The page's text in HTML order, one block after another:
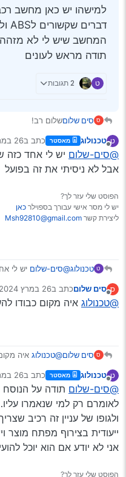
למישהו יש כאן מחשב
דברים שקשורים לABS ולבקרת היציבות?
המחשב שיש לי לא
תודה מראש לעונים
ט 2 תגובות
ס סים שלוםשלום רב!
שקשורים לABS ולבקרת היציבות?
המחשב שיש לי
תודה מראש לעונים
ט טכנולוג מאסטר כתב ב26 במרץ 2024, 20:57
נערך
@סים-שלום יש לי אחד
אבל לא ניסיתי את זה בפועל
הפוסט שלי עזר לך?
יש לי מסר אישי עבורך בספוילר כאן
ליצירת קשר Msh92810@gmail.com
ט טכנולוג@סים-שלום יש לי
ס
מנותק
סים שלוםכתב ב26 במרץ 2024, 20:57
נערך לאחרונה על ידי
@טכנולוג איה מקום כבודו
ס סים שלום@טכנולוג איה
ט טכנולוג מאסטר כתב ב26 במרץ 2024, 21:00
נערך
@סים-שלום תודה על הנוסח
לאומרם רק למי שנאמרו
ולגופו של עניין זה רכיב
ייעודית בצירוף מפתח מוצר
אני לא יודע אם הוא יוכל
הפוסט שלי עזר לך?